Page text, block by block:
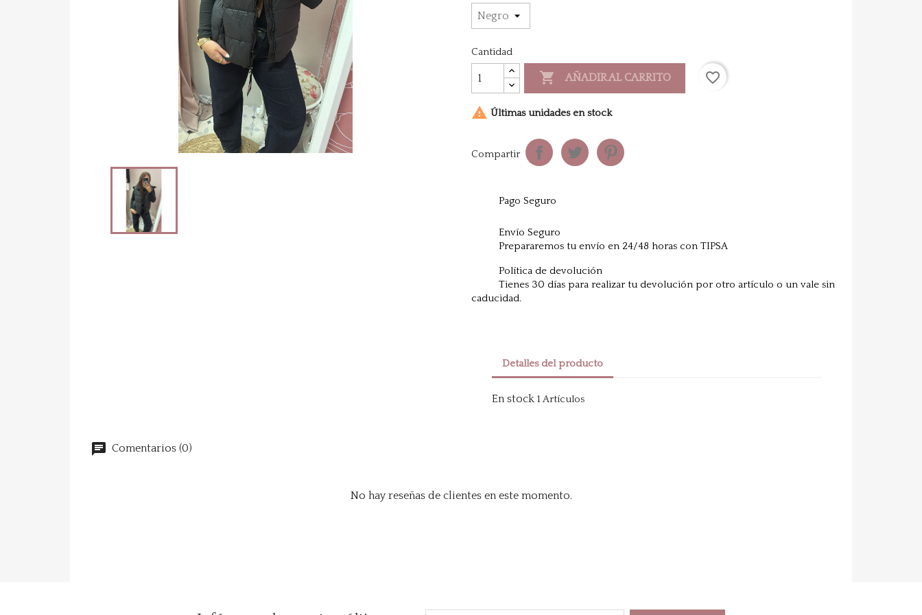
Cantidad
 AÑADIR AL CARRITO favorite_border
 Últimas unidades en stock
Compartir
Pago Seguro
Envío Seguro
Prepararemos tu envío en 24/48 horas con TIPSA
Política de devolución
Tienes 30 días para realizar tu devolución por otro artículo o un vale sin
caducidad.
Detalles del producto
En stock 1 Artículos
Comentarios (0)
No hay reseñas de clientes en este momento.